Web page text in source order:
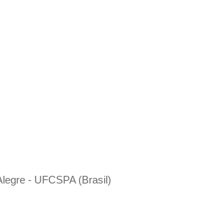
- UFCSPA (Brasil)